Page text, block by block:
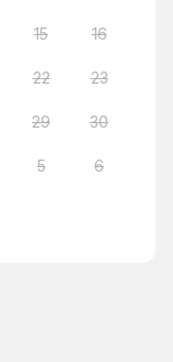
15 16
22 23
29 30
5 6